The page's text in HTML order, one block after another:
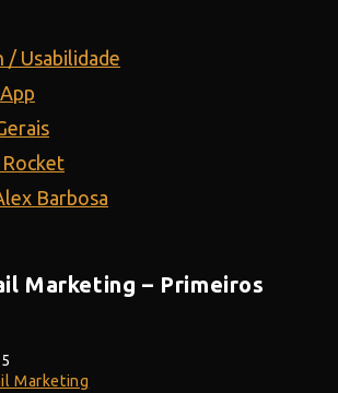
/ Usabilidade
Barbosa
Marketing – Primeiros
Marketing